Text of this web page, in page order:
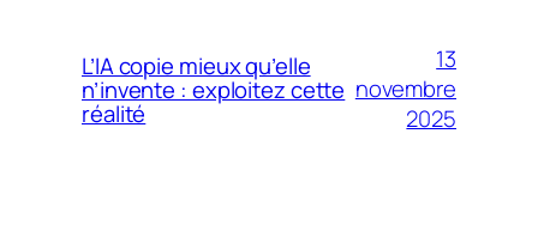
L’IA copie mieux qu’elle
n’invente : exploitez cette
réalité
13
novembre
2025